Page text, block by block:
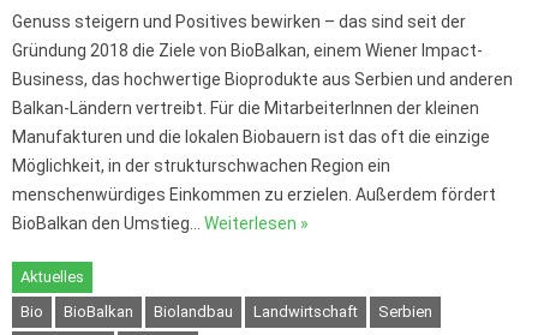
Genuss steigern und Positives bewirken – das sind seit der
Gründung 2018 die Ziele von BioBalkan, einem Wiener Impact-
Business, das hochwertige Bioprodukte aus Serbien und anderen
Balkan-Ländern vertreibt. Für die MitarbeiterInnen der kleinen
Manufakturen und die lokalen Biobauern ist das oft die einzige
Möglichkeit, in der strukturschwachen Region ein
menschenwürdiges Einkommen zu erzielen. Außerdem fördert
BioBalkan den Umstieg… Weiterlesen »
Aktuelles
Bio
BioBalkan Biolandbau Landwirtschaft
Serbien